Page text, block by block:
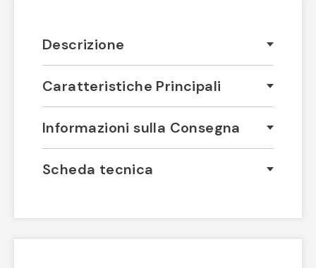
Descrizione
Caratteristiche Principali
Informazioni sulla Consegna
Scheda tecnica